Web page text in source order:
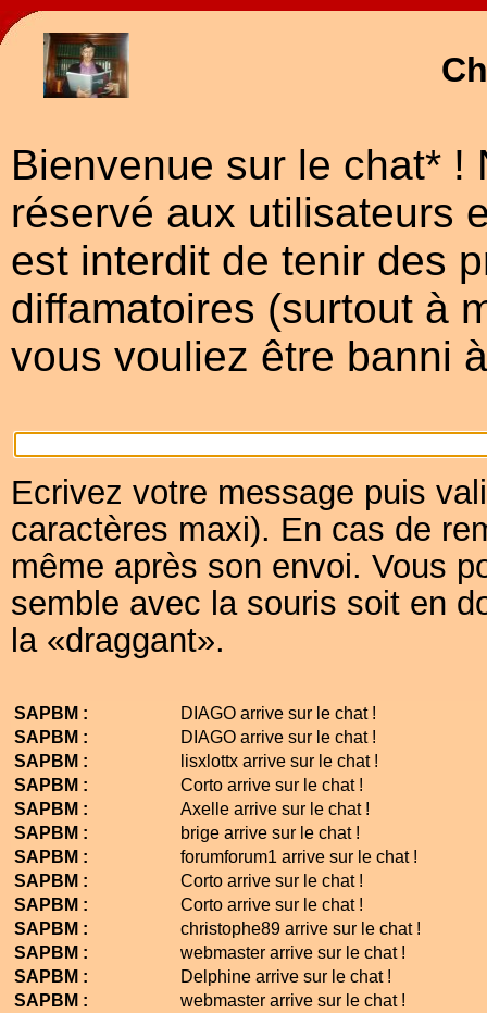
Bienvenue sur le chat* !
réservé aux utilisateurs
est interdit de tenir des
diffamatoires (surtout à
vous vouliez être banni
Ecrivez votre message puis
caractères maxi). En cas de
même après son envoi. Vous
semble avec la souris soit en
la «draggant».
SAPBM :
DIAGO arrive sur le chat !
SAPBM :
DIAGO arrive sur le chat !
SAPBM :
lisxlottx arrive sur le chat !
SAPBM :
Corto arrive sur le chat !
SAPBM :
Axelle arrive sur le chat !
SAPBM :
brige arrive sur le chat !
SAPBM :
forumforum1 arrive sur le chat !
SAPBM :
Corto arrive sur le chat !
SAPBM :
Corto arrive sur le chat !
SAPBM :
christophe89 arrive sur le chat !
SAPBM :
webmaster arrive sur le chat !
SAPBM :
Delphine arrive sur le chat !
SAPBM :
webmaster arrive sur le chat !